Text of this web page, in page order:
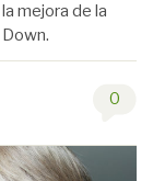
mejora de la
0